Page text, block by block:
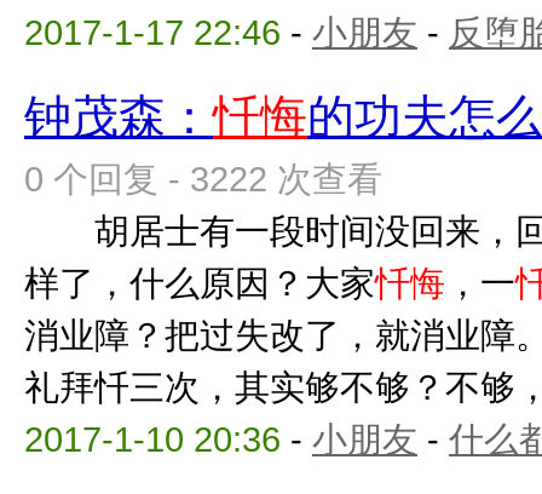
2017-1-17 22:46 - 小朋友 - 反堕
钟茂森：忏悔的功夫怎
0 个回复 - 3222 次查看
胡居士有一段时间没回来，
样了，什么原因？大家忏悔 ，一
消业障？把过失改了，就消业障
礼拜忏三次，其实够不够？不够
2017-1-10 20:36 - 小朋友 - 什么